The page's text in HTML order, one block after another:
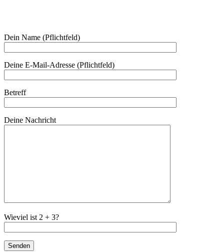
Dein Name (Pflichtfeld)
Deine E-Mail-Adresse (Pflichtfeld)
Betreff
Deine Nachricht
Wieviel ist 2 + 3?